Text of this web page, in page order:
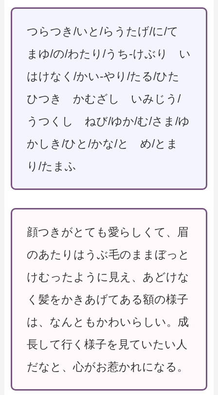
つらつき/いと/らうたげ/に/て
まゆ/の/わたり/うち-けぶり い
はけなく/かい-やり/たる/ひた
ひつき かむざし いみじう/
うつくし ねび/ゆか/む/さま/ゆ
かしき/ひと/かな/と め/とま
り/たまふ
顔つきがとても愛らしくて、眉
のあたりはうぶ毛のままぼっと
けむったように見え、あどけな
く髪をかきあげてある額の様子
は、なんともかわいらしい。成
長して行く様子を見ていたい人
だなと、心がお惹かれになる。